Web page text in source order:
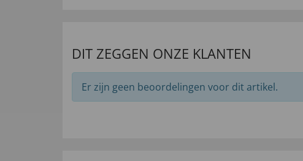
DIT ZEGGEN ONZE KLANTEN
Er zijn geen beoordelingen voor dit artikel.